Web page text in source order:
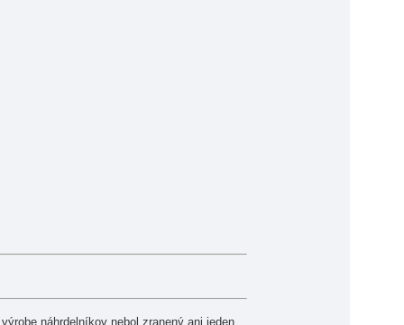
náhrdelníkov nebol zranený ani jeden